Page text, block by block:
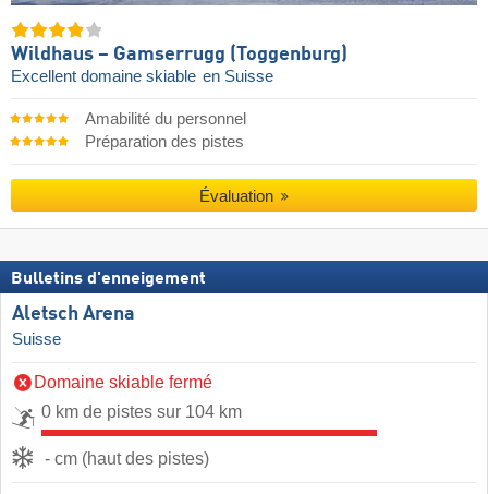
Wildhaus – Gamserrugg (Toggenburg)
Excellent domaine skiable en Suisse
Amabilité du personnel
Préparation des pistes
Évaluation
Bulletins d'enneigement
Aletsch Arena
Suisse
Domaine skiable fermé
0 km de pistes sur 104 km
- cm (haut des pistes)